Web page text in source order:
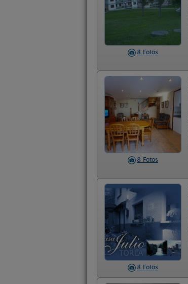
8 Fotos
8 Fotos
8 Fotos